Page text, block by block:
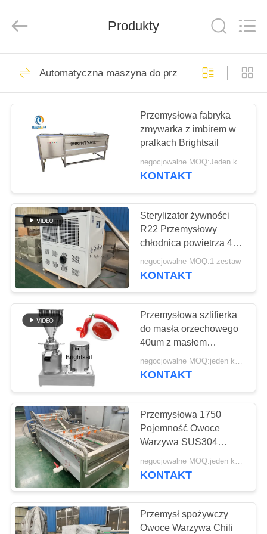
DOM
PRODUKTY
FILMY
NAS
WYCIECZKA
PO
FABRYCE
KONTROLA
JAKOŚCI
SKONTAKTUJ
NAMI
AKTUALNOŚCI
SPRAWY
Machinery
Co.,Ltd..
Maszyna do
mielenia proszku
244
Frezarka proszkowa
70
Kruszarka
proszkowa
59
Mieszarka mikserów
Produkty
Automatyczna maszyna do przetwarzania
Przemysłowa fabryka
zmywarka z imbirem w
pralkach Brightsail
negocjowalne MOQ:Jeden komplet
KONTAKT
Sterylizator żywności
R22 Przemysłowy
chłodnica powietrza 400
metrów sześciennych
Wydajność powietrza
negocjowalne MOQ:1 zestaw
KONTAKT
Przemysłowa szlifierka
do masła orzechowego
40um z masłem
orzechowym i pastą chili
negocjowalne MOQ:jeden komplet
KONTAKT
Przemysłowa 1750
Pojemność Owoce
Warzywa SUS304
Powietrzna Pralka
Bąbelkowa
KONTAKT
Przemysł spożywczy
Owoce Warzywa Chili